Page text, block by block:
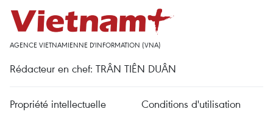
AGENCE VIETNAMIENNE D'INFORMATION (VNA)
Rédacteur en chef: TRÂN TIÊN DUÂN
Propriété intellectuelle
Conditions d'utilisation